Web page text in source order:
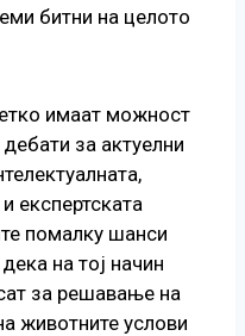
битни на целото
имаат можност
за актуелни
експертската
помалку шанси
на тој начин
за решавање на
животните услови